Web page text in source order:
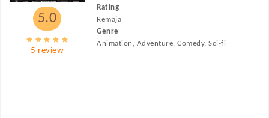
5.0
5 review
Rating
Remaja
Genre
Animation, Adventure, Comedy, Sci-fi